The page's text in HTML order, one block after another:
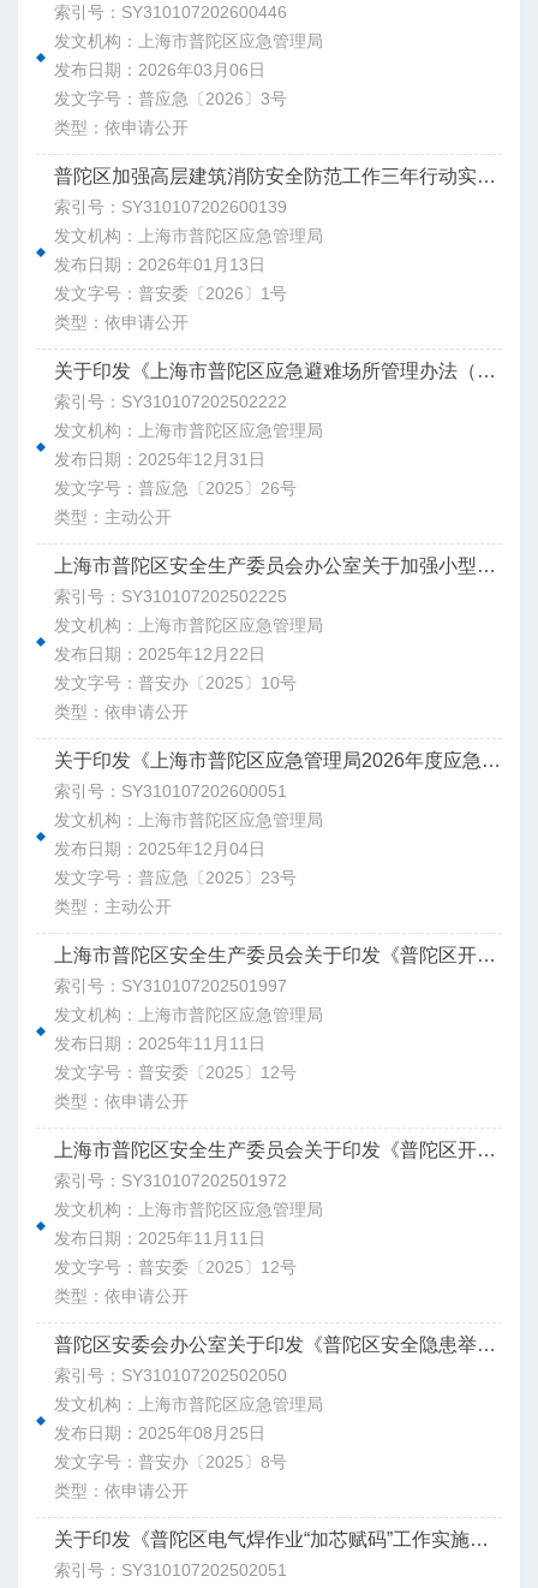
索引号：SY310107202600446
发文机构：上海市普陀区应急管理局
发布日期：2026年03月06日
发文字号：普应急〔2026〕3号
类型：依申请公开
普陀区加强高层建筑消防安全防范工作三年行动实施方案
索引号：SY310107202600139
发文机构：上海市普陀区应急管理局
发布日期：2026年01月13日
发文字号：普安委〔2026〕1号
类型：依申请公开
关于印发《上海市普陀区应急避难场所管理办法（试行）》的通知
索引号：SY310107202502222
发文机构：上海市普陀区应急管理局
发布日期：2025年12月31日
发文字号：普应急〔2025〕26号
类型：主动公开
上海市普陀区安全生产委员会办公室关于加强小型餐饮场所火灾防范工作的通知
索引号：SY310107202502225
发文机构：上海市普陀区应急管理局
发布日期：2025年12月22日
发文字号：普安办〔2025〕10号
类型：依申请公开
关于印发《上海市普陀区应急管理局2026年度应急管理综合行政执法计划》的请示
索引号：SY310107202600051
发文机构：上海市普陀区应急管理局
发布日期：2025年12月04日
发文字号：普应急〔2025〕23号
类型：主动公开
上海市普陀区安全生产委员会关于印发《普陀区开展第二轮城区安全风险评估工作实施方案（2026-2027年）》的通知
索引号：SY310107202501997
发文机构：上海市普陀区应急管理局
发布日期：2025年11月11日
发文字号：普安委〔2025〕12号
类型：依申请公开
上海市普陀区安全生产委员会关于印发《普陀区开展第二轮城区安全风险评估工作实施方案（2026-2027年）》的通知
索引号：SY310107202501972
发文机构：上海市普陀区应急管理局
发布日期：2025年11月11日
发文字号：普安委〔2025〕12号
类型：依申请公开
普陀区安委会办公室关于印发《普陀区安全隐患举报奖励实施方案》的通知
索引号：SY310107202502050
发文机构：上海市普陀区应急管理局
发布日期：2025年08月25日
发文字号：普安办〔2025〕8号
类型：依申请公开
关于印发《普陀区电气焊作业“加芯赋码”工作实施方案》的通知
索引号：SY310107202502051